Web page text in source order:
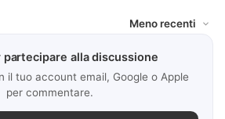
alla discussione
il tuo account email, Google o Apple
per commentare.